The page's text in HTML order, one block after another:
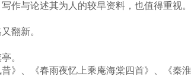
与论述其为人的较早资料，也值得重视
翻新。
。
、《春雨夜忆上乘庵海棠四首》、《秦